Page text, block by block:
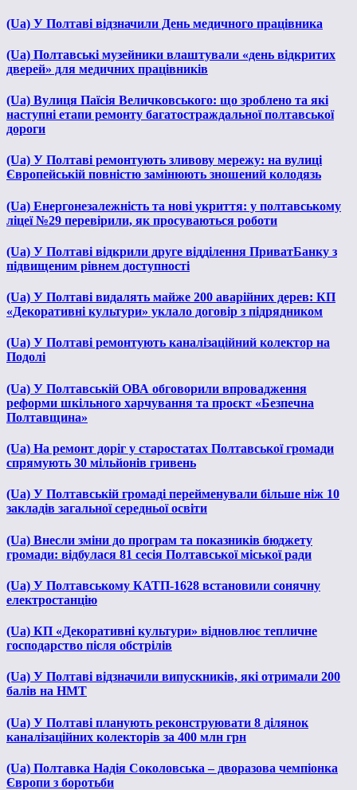
(Ua) У Полтаві відзначили День медичного працівника
(Ua) Полтавські музейники влаштували «день відкритих
дверей» для медичних працівників
(Ua) Вулиця Паїсія Величковського: що зроблено та які
наступні етапи ремонту багатостраждальної полтавської
дороги
(Ua) У Полтаві ремонтують зливову мережу: на вулиці
Європейській повністю замінюють зношений колодязь
(Ua) Енергонезалежність та нові укриття: у полтавському
ліцеї №29 перевірили, як просуваються роботи
(Ua) У Полтаві відкрили друге відділення ПриватБанку з
підвищеним рівнем доступності
(Ua) У Полтаві видалять майже 200 аварійних дерев: КП
«Декоративні культури» уклало договір з підрядником
(Ua) У Полтаві ремонтують каналізаційний колектор на
Подолі
(Ua) У Полтавській ОВА обговорили впровадження
реформи шкільного харчування та проєкт «Безпечна
Полтавщина»
(Ua) На ремонт доріг у старостатах Полтавської громади
спрямують 30 мільйонів гривень
(Ua) У Полтавській громаді перейменували більше ніж 10
закладів загальної середньої освіти
(Ua) Внесли зміни до програм та показників бюджету
громади: відбулася 81 сесія Полтавської міської ради
(Ua) У Полтавському КАТП-1628 встановили сонячну
електростанцію
(Ua) КП «Декоративні культури» відновлює тепличне
господарство після обстрілів
(Ua) У Полтаві відзначили випускників, які отримали 200
балів на НМТ
(Ua) У Полтаві планують реконструювати 8 ділянок
каналізаційних колекторів за 400 млн грн
(Ua) Полтавка Надія Соколовська – дворазова чемпіонка
Європи з боротьби